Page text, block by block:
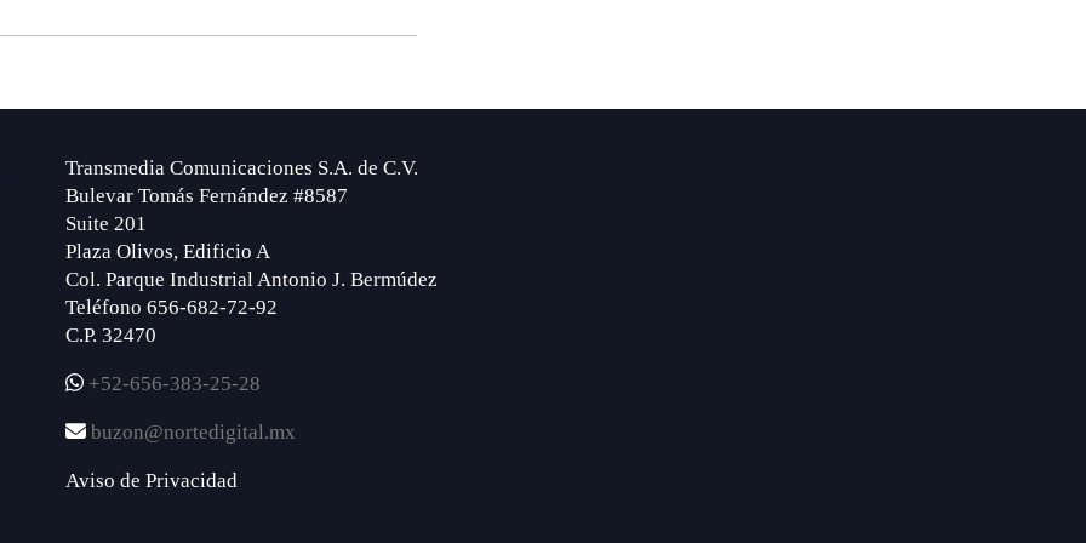
Transmedia Comunicaciones S.A. de C.V.
Bulevar Tomás Fernández #8587
Suite 201
Plaza Olivos, Edificio A
Col. Parque Industrial Antonio J. Bermúdez
Teléfono 656-682-72-92
C.P. 32470
+52-656-383-25-28
buzon@nortedigital.mx
Aviso de Privacidad